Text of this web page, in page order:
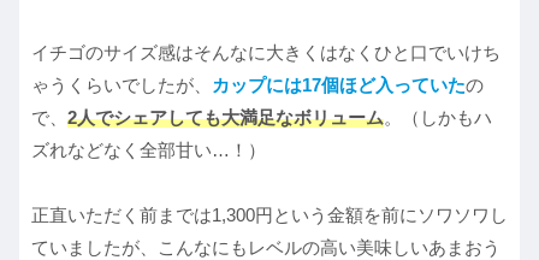
イチゴのサイズ感はそんなに大きくはなくひと口でいけち
ゃうくらいでしたが、 カップには17個ほど入っていたの
で、 2人でシェアしても大満足なボリューム。（しかもハ
ズれなどなく全部甘い…！）
正直いただく前までは1,300円という金額を前にソワソワし
ていましたが、こんなにもレベルの高い美味しいあまおう